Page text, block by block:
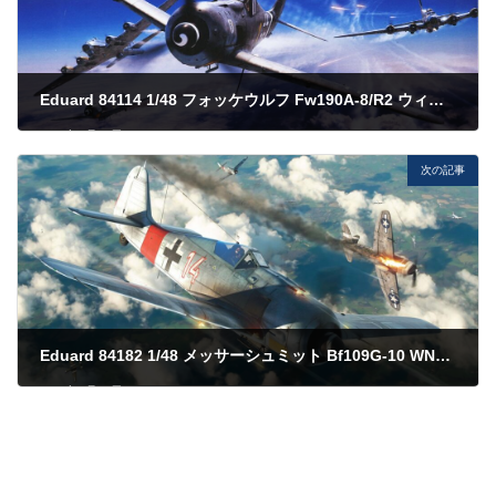
Eduard 84114 1/48 フォッケウルフ Fw190A-8/R2 ウィークエンドエディション
2023年4月29日
次の記事
Eduard 84182 1/48 メッサーシュミット Bf109G-10 WNF/Diana ウィークエンドエディション
2023年4月29日